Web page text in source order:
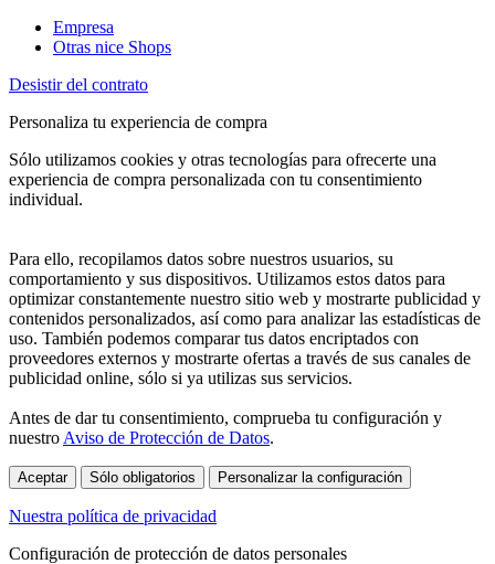
Empresa
Otras nice Shops
Desistir del contrato
Personaliza tu experiencia de compra
Sólo utilizamos cookies y otras tecnologías para ofrecerte una
experiencia de compra personalizada con tu consentimiento
individual.
Para ello, recopilamos datos sobre nuestros usuarios, su
comportamiento y sus dispositivos. Utilizamos estos datos para
optimizar constantemente nuestro sitio web y mostrarte publicidad y
contenidos personalizados, así como para analizar las estadísticas de
uso. También podemos comparar tus datos encriptados con
proveedores externos y mostrarte ofertas a través de sus canales de
publicidad online, sólo si ya utilizas sus servicios.
Antes de dar tu consentimiento, comprueba tu configuración y
nuestro Aviso de Protección de Datos.
Aceptar Sólo obligatorios Personalizar la configuración
Nuestra política de privacidad
Configuración de protección de datos personales